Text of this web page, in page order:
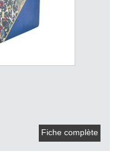
Fiche complète